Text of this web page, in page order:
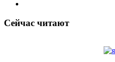
Сейчас читают